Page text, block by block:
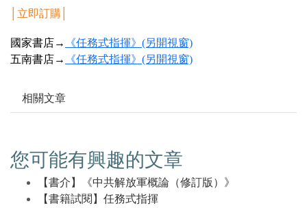
立即訂購
國家書店→
《任務式指揮》(另開視窗)
五南書店→
《任務式指揮》(另開視窗)
相關文章
您可能有興趣的文章
【書介】《中共解放軍概論（修訂版）》
【書籍試閱】任務式指揮